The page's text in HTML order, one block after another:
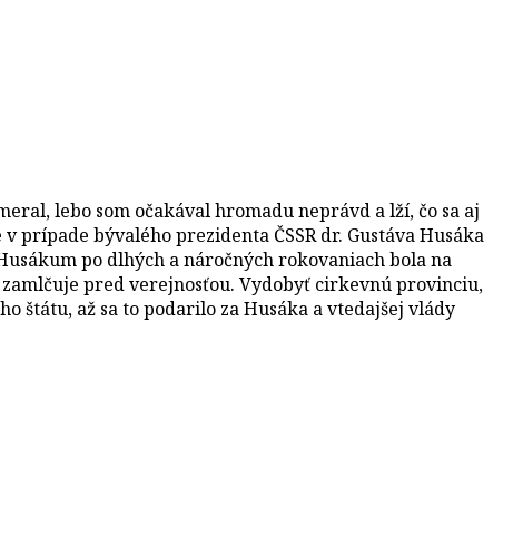
lebo som očakával hromadu neprávd a lží, čo sa aj
bývalého prezidenta ČSSR dr. Gustáva Husáka
po dlhých a náročných rokovaniach bola na
pred verejnosťou. Vydobyť cirkevnú provinciu,
štátu, až sa to podarilo za Husáka a vtedajšej vlády